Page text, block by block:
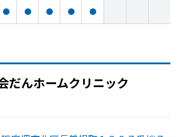
● ● ● ● ●
だんホームクリニック